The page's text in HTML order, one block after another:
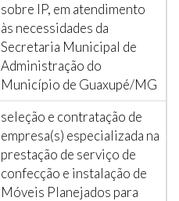
sobre IP, em atendimento
às necessidades da
Secretaria Municipal de
Administração do
Município de Guaxupé/MG
seleção e contratação de
empresa(s) especializada na
prestação de serviço de
confecção e instalação de
Móveis Planejados para